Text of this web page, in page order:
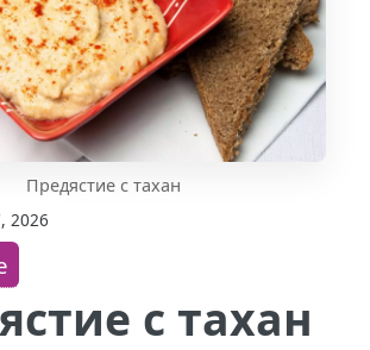
Предястие с тахан
2026
с тахан